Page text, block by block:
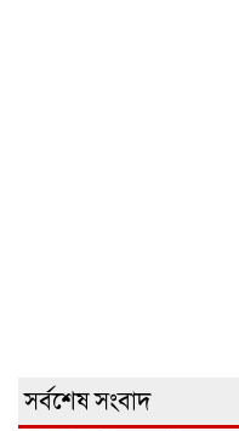
সর্বশেষ সংবাদ